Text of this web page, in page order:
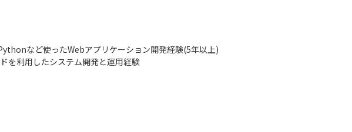
など使ったWebアプリケーション開発経験(5年以上)